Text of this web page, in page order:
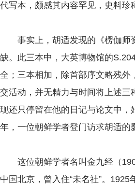
代写本，颇感其内容罕见，史料
事实上，胡适发现的《楞伽师
缺。此三本中，大英博物馆的
全；三本相加，除首部序文略残
交活动，并无精力与时间将上述
现还只停留在他的日记与论文中
年，一位朝鲜学者登门访求胡适
这位朝鲜学者名叫金九经（
中国北京，曾入住“未名社”。